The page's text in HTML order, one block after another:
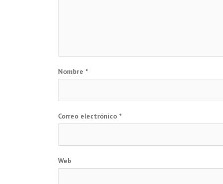
Nombre *
Correo electrónico *
Web